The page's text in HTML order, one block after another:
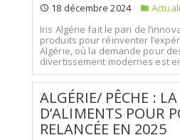
18 décembre 2024
Iris Algérie fait le pari de
produits pour réinventer
Algérie, où la demande pour
divertissement modernes est
ALGÉRIE/ PÊCHE :
D’ALIMENTS POUR
RELANCÉE EN 2025